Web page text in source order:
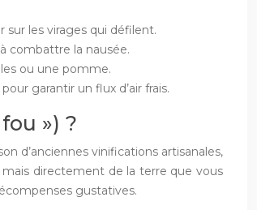
les virages qui défilent.
combattre la nausée.
ou une pomme.
garantir un flux d’air frais.
») ?
d’anciennes vinifications artisanales,
mais directement de la terre que vous
gustatives.